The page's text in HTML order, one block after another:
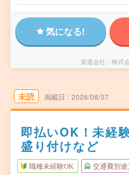
気になる!
派遣会社 株式
未読 掲載日 2026/08/07
即払いOK！未経
盛り付けなど
職種未経験OK 交通費別途